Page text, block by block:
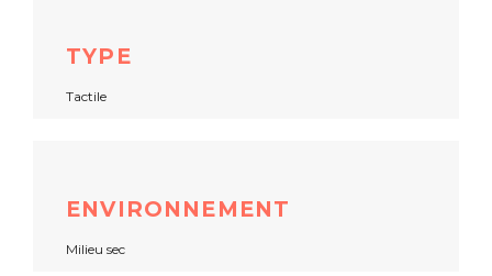
TYPE
Tactile
ENVIRONNEMENT
Milieu sec